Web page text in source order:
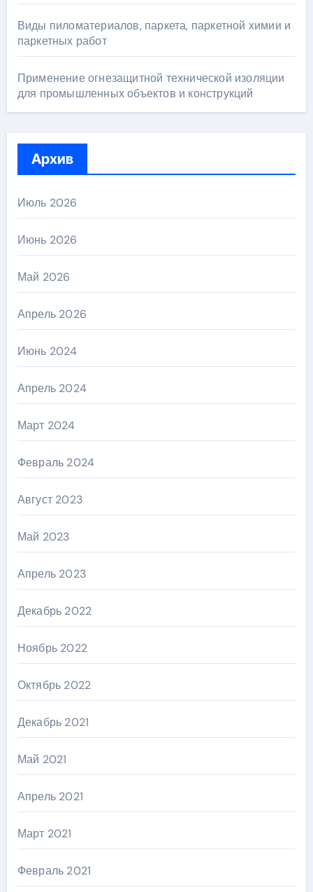
Виды пиломатериалов, паркета, паркетной химии и
паркетных работ
Применение огнезащитной технической изоляции
для промышленных объектов и конструкций
Архив
Июль 2026
Июнь 2026
Май 2026
Апрель 2026
Июнь 2024
Апрель 2024
Март 2024
Февраль 2024
Август 2023
Май 2023
Апрель 2023
Декабрь 2022
Ноябрь 2022
Октябрь 2022
Декабрь 2021
Май 2021
Апрель 2021
Март 2021
Февраль 2021